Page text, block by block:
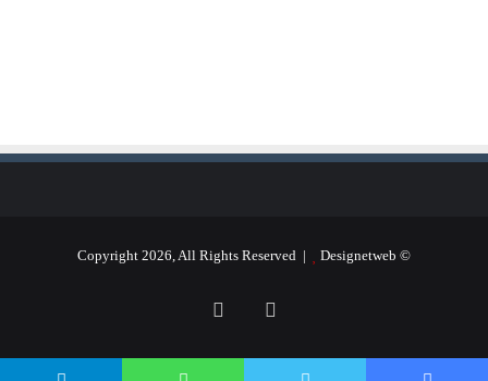
© Copyright 2026, All Rights Reserved |
Designetweb
فيسبوك